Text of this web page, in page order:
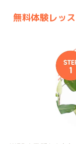
無料体験レッ